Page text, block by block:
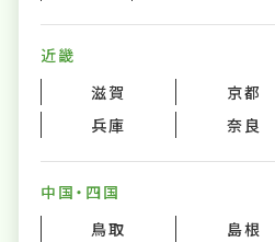
近畿
滋賀
京都
兵庫
奈良
中国・四国
鳥取
島根